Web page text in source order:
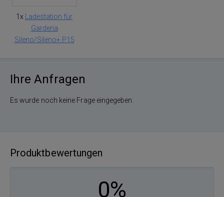
1x
Ladestation für
Gardena
Sileno/Sileno+ P15
Ihre Anfragen
Es wurde noch keine Frage eingegeben.
Produktbewertungen
0%